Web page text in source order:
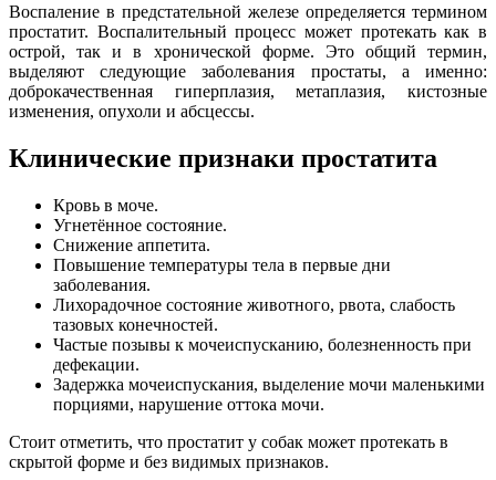
Воспаление в предстательной железе определяется термином
простатит. Воспалительный процесс может протекать как в
острой, так и в хронической форме. Это общий термин,
выделяют следующие заболевания простаты, а именно:
доброкачественная гиперплазия, метаплазия, кистозные
изменения, опухоли и абсцессы.
Клинические признаки простатита
Кровь в моче.
Угнетённое состояние.
Снижение аппетита.
Повышение температуры тела в первые дни
заболевания.
Лихорадочное состояние животного, рвота, слабость
тазовых конечностей.
Частые позывы к мочеиспусканию, болезненность при
дефекации.
Задержка мочеиспускания, выделение мочи маленькими
порциями, нарушение оттока мочи.
Стоит отметить, что простатит у собак может протекать в
скрытой форме и без видимых признаков.